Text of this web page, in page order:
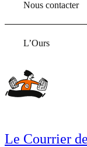
Nous contacter
L’Ours
Le Courrier